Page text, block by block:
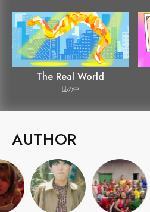
The Real World
世の中
AUTHOR